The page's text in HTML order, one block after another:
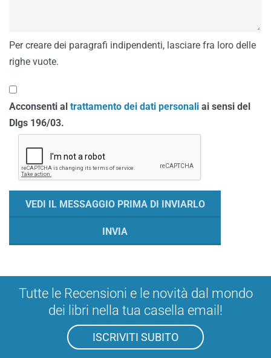
Per creare dei paragrafi indipendenti, lasciare fra loro delle
righe vuote.
Acconsenti al trattamento dei dati personali ai sensi del
Dlgs 196/03.
Tutte le Recensioni e le novità dal mondo
dei libri nella tua casella email!
ISCRIVITI SUBITO